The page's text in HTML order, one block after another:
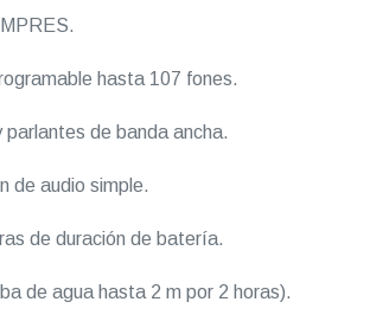
hasta 107 fones.
de banda ancha.
de audio simple.
de duración de batería.
de agua hasta 2 m por 2 horas).